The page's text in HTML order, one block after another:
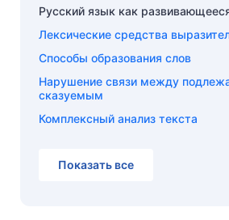
Русский язык как
Лексические средства
Способы образования слов
Нарушение связи между
сказуемым
Комплексный анализ текста
Показать все